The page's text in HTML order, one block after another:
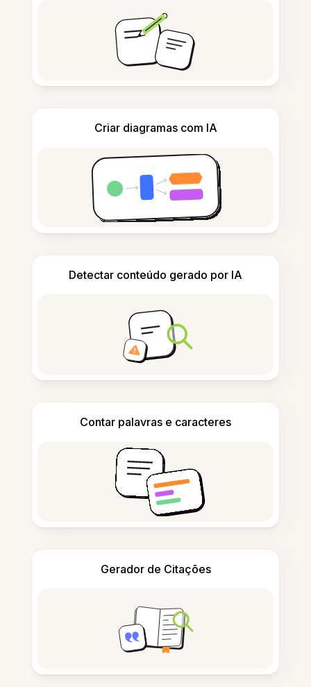
Criar diagramas com IA
Detectar conteúdo gerado por IA
Contar palavras e caracteres
Gerador de Citações